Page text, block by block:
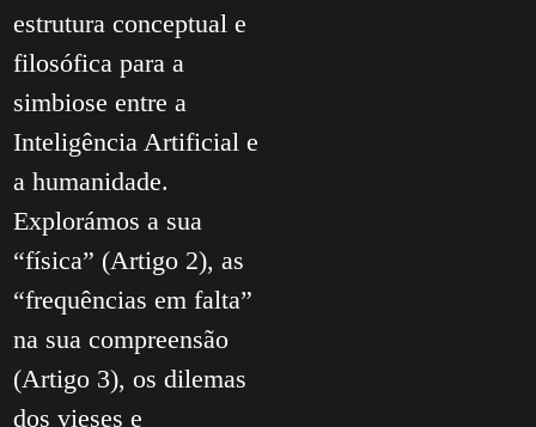
estrutura conceptual e
filosófica para a
simbiose entre a
Inteligência Artificial e
a humanidade.
Explorámos a sua
“física” (Artigo 2), as
“frequências em falta”
na sua compreensão
(Artigo 3), os dilemas
dos vieses e